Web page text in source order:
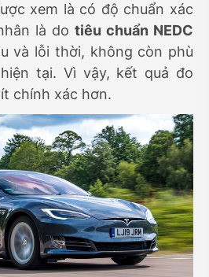
xem là có độ chuẩn xác
là do tiêu chuẩn NEDC
và lỗi thời, không còn phù
tại. Vì vậy, kết quả đo
chính xác hơn.